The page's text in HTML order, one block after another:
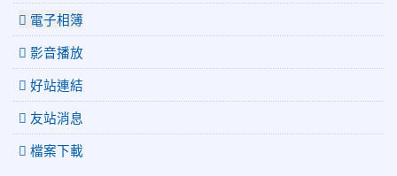
電子相簿
影音播放
好站連結
友站消息
檔案下載